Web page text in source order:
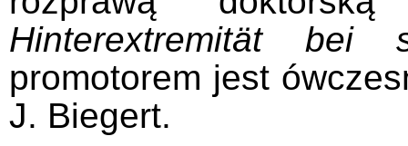
Hinterextremität bei
promotorem jest
J. Biegert.